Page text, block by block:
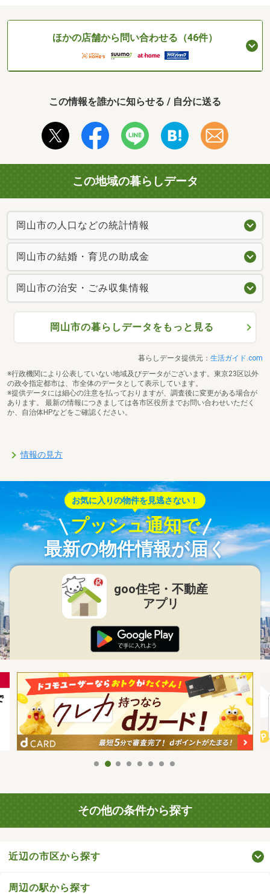
ほかの店舗から問い合わせる（46件）
この情報を誰かに知らせる / 自分に送る
この地域の暮らしデータ
岡山市の人口などの統計情報
岡山市の結婚・育児の助成金
岡山市の治安・ごみ収集情報
岡山市の暮らしデータをもっと見る
暮らしデータ提供元： 生活ガイド.com
※行政機関により公表していない地域及びデータがございます。東京23区以外
の政令指定都市は、市全体のデータとして表示しています。
※提供データには細心の注意を払っておりますが、調査後に変更がある場合が
あります。 最新の情報につきましては各市区役所までお問い合わせいただく
か、自治体HPなどをご確認ください。
情報の見方
お気に入りの物件を見逃さない！
プッシュ通知で
最新の物件情報が届く
goo住宅・不動産
アプリ
その他の条件から探す
近辺の市区から探す
周辺の駅から探す